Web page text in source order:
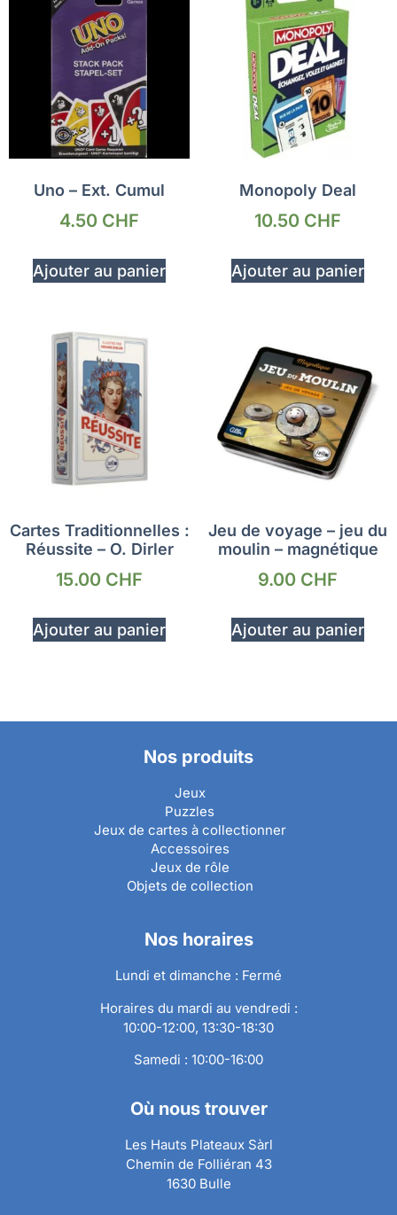
Uno – Ext. Cumul
4.50 CHF
Ajouter au panier
Monopoly Deal
10.50 CHF
Ajouter au panier
Cartes Traditionnelles :
Réussite – O. Dirler
15.00 CHF
Ajouter au panier
Jeu de voyage – jeu du
moulin – magnétique
9.00 CHF
Ajouter au panier
Nos produits
Jeux
Puzzles
Jeux de cartes à collectionner
Accessoires
Jeux de rôle
Objets de collection
Nos horaires
Lundi et dimanche : Fermé
Horaires du mardi au vendredi :
10:00-12:00, 13:30-18:30
Samedi : 10:00-16:00
Où nous trouver
Les Hauts Plateaux Sàrl
Chemin de Folliéran 43
1630 Bulle